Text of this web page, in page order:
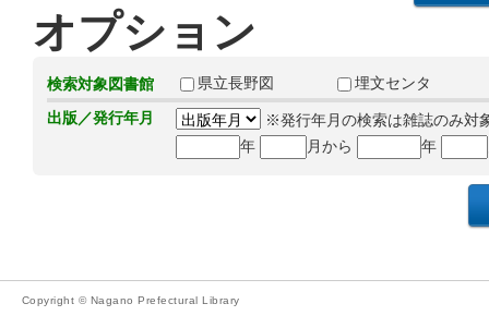
オプション
検索対象図書館 県立長野図
埋文センタ
出版／発行年月
※発行年月の検索は雑誌のみ対
年
月から 年
Copyright © Nagano Prefectural Library